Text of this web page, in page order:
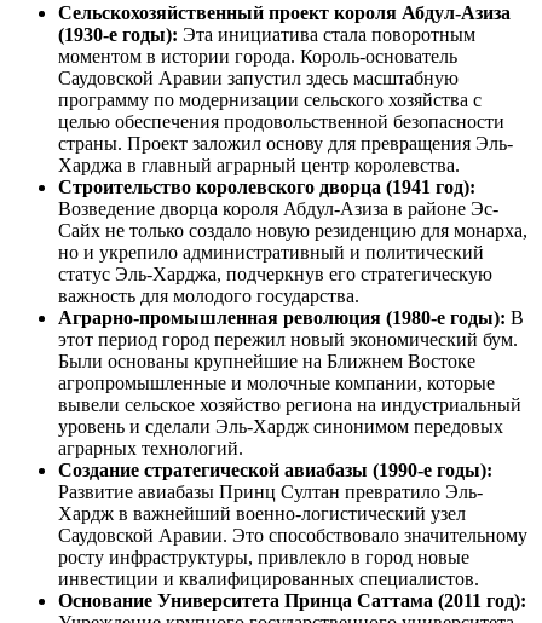
Сельскохозяйственный проект короля Абдул-Азиза
(1930-е годы): Эта инициатива стала поворотным
моментом в истории города. Король-основатель
Саудовской Аравии запустил здесь масштабную
программу по модернизации сельского хозяйства с
целью обеспечения продовольственной безопасности
страны. Проект заложил основу для превращения Эль-
Харджа в главный аграрный центр королевства.
Строительство королевского дворца (1941 год):
Возведение дворца короля Абдул-Азиза в районе Эс-
Сайх не только создало новую резиденцию для монарха,
но и укрепило административный и политический
статус Эль-Харджа, подчеркнув его стратегическую
важность для молодого государства.
Аграрно-промышленная революция (1980-е годы): В
этот период город пережил новый экономический бум.
Были основаны крупнейшие на Ближнем Востоке
агропромышленные и молочные компании, которые
вывели сельское хозяйство региона на индустриальный
уровень и сделали Эль-Хардж синонимом передовых
аграрных технологий.
Создание стратегической авиабазы (1990-е годы):
Развитие авиабазы Принц Султан превратило Эль-
Хардж в важнейший военно-логистический узел
Саудовской Аравии. Это способствовало значительному
росту инфраструктуры, привлекло в город новые
инвестиции и квалифицированных специалистов.
Основание Университета Принца Саттама (2011 год):